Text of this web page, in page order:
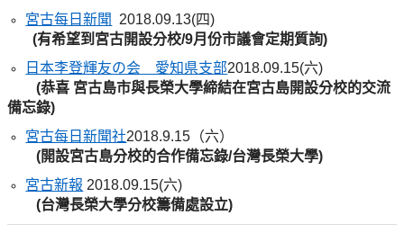
宮古每日新聞 2018.09.13(四)
(有希望到宮古開設分校/9月份市議會定期質詢)
日本李登輝友の会 愛知県支部2018.09.15(六)
(恭喜 宮古島市與長榮大學締結在宮古島開設分校的交流
備忘錄)
宮古每日新聞社2018.9.15（六）
(開設宮古島分校的合作備忘錄/台灣長榮大學)
宮古新報 2018.09.15(六)
(台灣長榮大學分校籌備處設立)